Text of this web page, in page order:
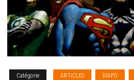
Catégorie ARTICLES DIAPO